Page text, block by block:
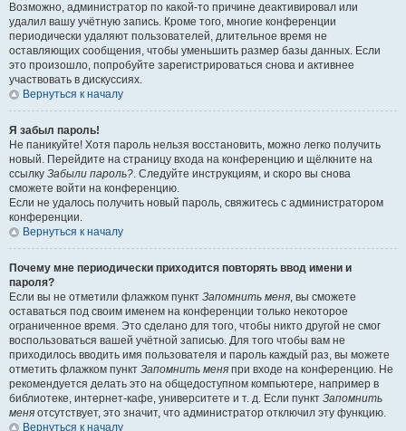
Возможно, администратор по какой-то причине деактивировал или
удалил вашу учётную запись. Кроме того, многие конференции
периодически удаляют пользователей, длительное время не
оставляющих сообщения, чтобы уменьшить размер базы данных. Если
это произошло, попробуйте зарегистрироваться снова и активнее
участвовать в дискуссиях.
Вернуться к началу
Я забыл пароль!
Не паникуйте! Хотя пароль нельзя восстановить, можно легко получить
новый. Перейдите на страницу входа на конференцию и щёлкните на
ссылку Забыли пароль?. Следуйте инструкциям, и скоро вы снова
сможете войти на конференцию.
Если не удалось получить новый пароль, свяжитесь с администратором
конференции.
Вернуться к началу
Почему мне периодически приходится повторять ввод имени и
пароля?
Если вы не отметили флажком пункт Запомнить меня, вы сможете
оставаться под своим именем на конференции только некоторое
ограниченное время. Это сделано для того, чтобы никто другой не смог
воспользоваться вашей учётной записью. Для того чтобы вам не
приходилось вводить имя пользователя и пароль каждый раз, вы можете
отметить флажком пункт Запомнить меня при входе на конференцию. Не
рекомендуется делать это на общедоступном компьютере, например в
библиотеке, интернет-кафе, университете и т. д. Если пункт Запомнить
меня отсутствует, это значит, что администратор отключил эту функцию.
Вернуться к началу